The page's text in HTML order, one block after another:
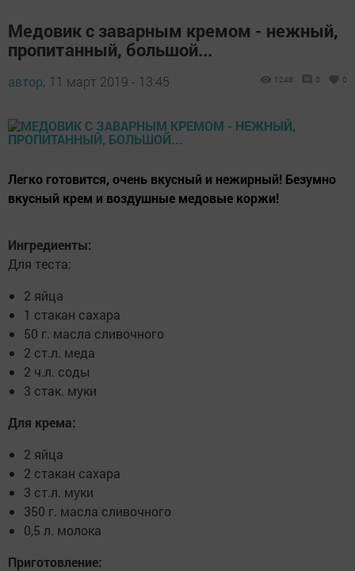
Медовик с заварным кремом - нежный,
пропитанный, большой...
автор, 11 март 2019 - 13:45 1248 0 0
Легко готовится, очень вкусный и нежирный! Безумно
вкусный крем и воздушные медовые коржи!
Ингредиенты:
Для теста:
2 яйца
1 стакан сахара
50 г. масла сливочного
2 ст.л. меда
2 ч.л. соды
3 стак. муки
Для крема:
2 яйца
2 стакан сахара
3 ст.л. муки
350 г. масла сливочного
0,5 л. молока
Приготовление: